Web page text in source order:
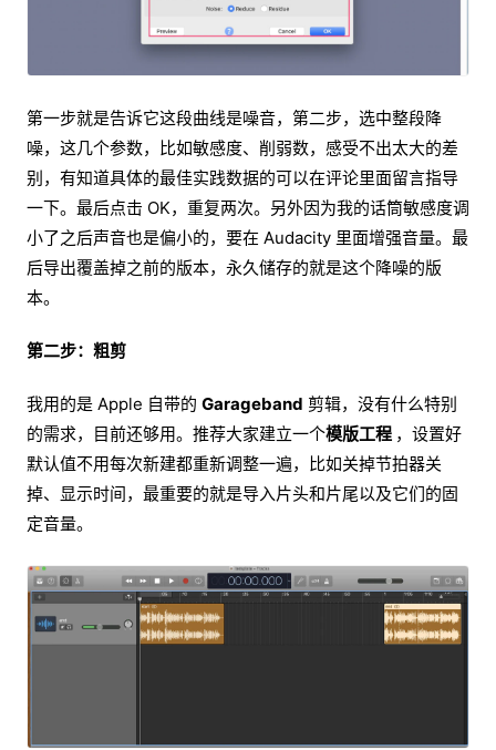
第一步就是告诉它这段曲线是噪音，第二步，选中整段降
噪，这几个参数，比如敏感度、削弱数，感受不出太大的差
别，有知道具体的最佳实践数据的可以在评论里面留言指导
一下。最后点击 OK，重复两次。另外因为我的话筒敏感度调
小了之后声音也是偏小的，要在 Audacity 里面增强音量。最
后导出覆盖掉之前的版本，永久储存的就是这个降噪的版
本。
第二步：粗剪
我用的是 Apple 自带的 Garageband 剪辑，没有什么特别
的需求，目前还够用。推荐大家建立一个模版工程 ，设置好
默认值不用每次新建都重新调整一遍，比如关掉节拍器关
掉、显示时间，最重要的就是导入片头和片尾以及它们的固
定音量。